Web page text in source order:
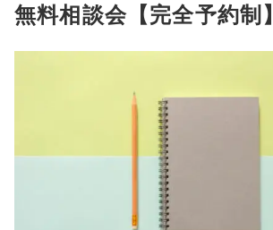
無料相談会【完全予約制】